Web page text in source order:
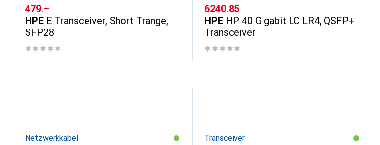
CHF
479.–
HPE E Transceiver, Short Trange,
SFP28
CHF
6240.85
HPE HP 40 Gigabit LC LR4, QSFP+
Transceiver
Netzwerkkabel Transceiver